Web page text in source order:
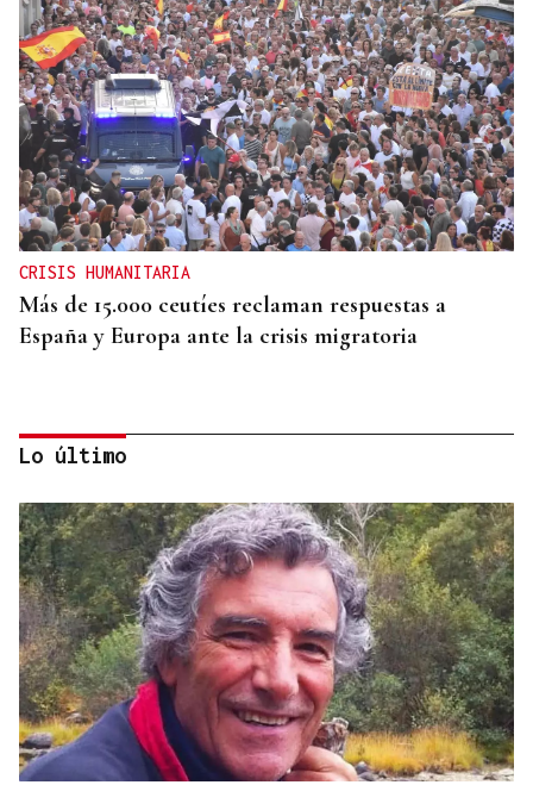
CRISIS HUMANITARIA
Más de 15.000 ceutíes reclaman respuestas a
España y Europa ante la crisis migratoria
TOMA DE POSESIÓN
De la Espriella toma posesión de su nuevo
gabinete para poner en marcha la "Patria Milagro"
Lo último